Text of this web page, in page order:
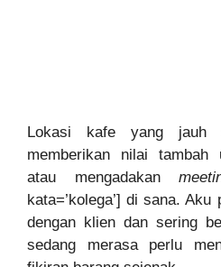
Lokasi kafe yang jauh
memberikan nilai tambah
atau mengadakan
kata=’kolega’] di sana.
dengan klien dan sering
sedang merasa perlu